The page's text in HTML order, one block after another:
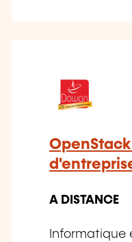
A DISTANCE
Informatique